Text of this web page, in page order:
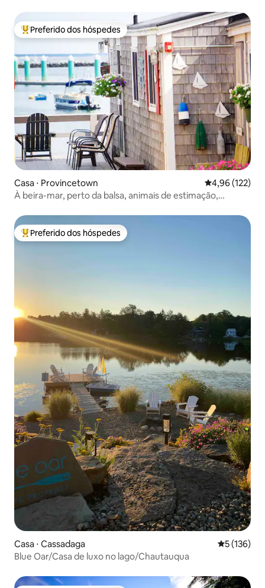
Entre os melhores preferidos dos hóspedes
Preferido dos hóspedes
Casa ⋅ Provincetown 4,96 de uma
4,96 (122)
À beira-mar, perto da balsa, animais de estimação,
Entre os melhores preferidos dos hóspedes
Preferido dos hóspedes
Casa ⋅ Cassadaga 5 de uma
5 (136)
Blue Oar/Casa de luxo no lago/Chautauqua